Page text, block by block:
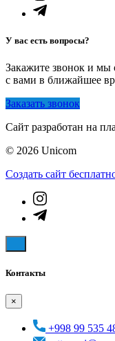
У вас есть вопросы?
Закажите звонок и мы
с вами в ближайшее
Заказать звонок
Сайт разработан на
© 2026 Unicom
Создать cайт
Контакты
×
+998 99 535